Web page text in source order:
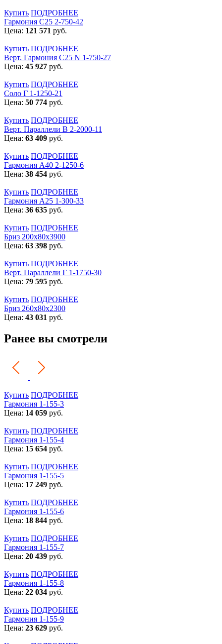
Купить ПОДРОБНЕЕ
Гармония С25 2-750-42
Цена: 121 571 руб.
Купить ПОДРОБНЕЕ
Верт. Гармония С25 N 1-750-27
Цена: 45 927 руб.
Купить ПОДРОБНЕЕ
Соло Г 1-1250-21
Цена: 50 774 руб.
Купить ПОДРОБНЕЕ
Верт. Параллели В 2-2000-11
Цена: 63 409 руб.
Купить ПОДРОБНЕЕ
Гармония А40 2-1250-6
Цена: 38 454 руб.
Купить ПОДРОБНЕЕ
Гармония А25 1-300-33
Цена: 36 635 руб.
Купить ПОДРОБНЕЕ
Бриз 200х80х3900
Цена: 63 398 руб.
Купить ПОДРОБНЕЕ
Верт. Параллели Г 1-1750-30
Цена: 79 595 руб.
Купить ПОДРОБНЕЕ
Бриз 260х80х2300
Цена: 43 031 руб.
Ранее вы смотрели
Купить ПОДРОБНЕЕ
Гармония 1-155-3
Цена: 14 059 руб.
Купить ПОДРОБНЕЕ
Гармония 1-155-4
Цена: 15 654 руб.
Купить ПОДРОБНЕЕ
Гармония 1-155-5
Цена: 17 249 руб.
Купить ПОДРОБНЕЕ
Гармония 1-155-6
Цена: 18 844 руб.
Купить ПОДРОБНЕЕ
Гармония 1-155-7
Цена: 20 439 руб.
Купить ПОДРОБНЕЕ
Гармония 1-155-8
Цена: 22 034 руб.
Купить ПОДРОБНЕЕ
Гармония 1-155-9
Цена: 23 629 руб.